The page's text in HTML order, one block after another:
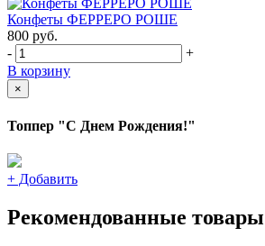
Конфеты ФЕРРЕРО РОШЕ
800 руб.
-
+
В корзину
×
Топпер "С Днем Рождения!"
+ Добавить
Рекомендованные товары